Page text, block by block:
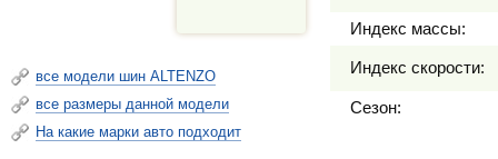
все модели шин ALTENZO
все размеры данной модели
На какие марки авто подходит
Индекс массы:
Индекс скорости:
Сезон: